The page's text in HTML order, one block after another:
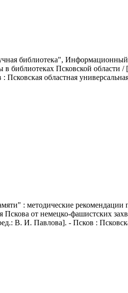
библиотека",
библиотеках Псковской области /
областная
: методические
Пскова от немецко-фашистских
В. И. Павлова]. - Псков :